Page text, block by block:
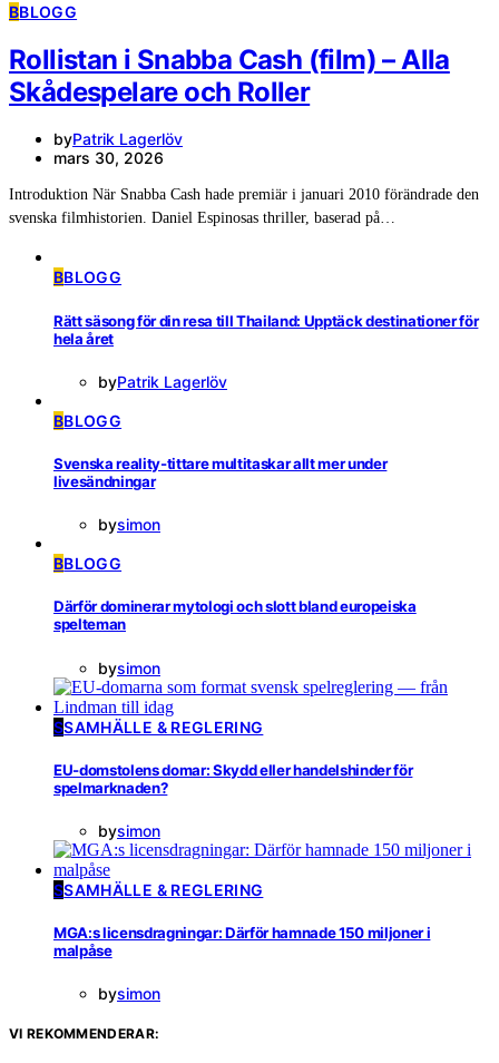
BBLOGG
Rollistan i Snabba Cash (film) – Alla
Skådespelare och Roller
byPatrik Lagerlöv
mars 30, 2026
Introduktion När Snabba Cash hade premiär i januari 2010 förändrade den
svenska filmhistorien. Daniel Espinosas thriller, baserad på…
BBLOGG
Rätt säsong för din resa till Thailand: Upptäck destinationer för
hela året
byPatrik Lagerlöv
BBLOGG
Svenska reality-tittare multitaskar allt mer under
livesändningar
bysimon
BBLOGG
Därför dominerar mytologi och slott bland europeiska
spelteman
bysimon
SSAMHÄLLE & REGLERING
EU-domstolens domar: Skydd eller handelshinder för
spelmarknaden?
bysimon
SSAMHÄLLE & REGLERING
MGA:s licensdragningar: Därför hamnade 150 miljoner i
malpåse
bysimon
VI REKOMMENDERAR: